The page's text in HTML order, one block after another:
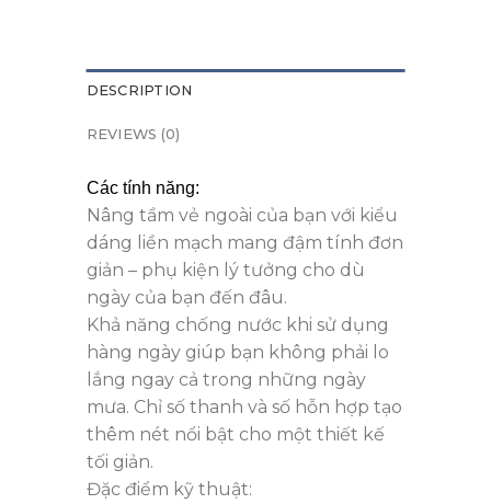
DESCRIPTION
REVIEWS (0)
Các tính năng:
Nâng tầm vẻ ngoài của bạn với kiểu
dáng liền mạch mang đậm tính đơn
giản – phụ kiện lý tưởng cho dù
ngày của bạn đến đâu.
Khả năng chống nước khi sử dụng
hàng ngày giúp bạn không phải lo
lắng ngay cả trong những ngày
mưa. Chỉ số thanh và số hỗn hợp tạo
thêm nét nổi bật cho một thiết kế
tối giản.
Đặc điểm kỹ thuật: